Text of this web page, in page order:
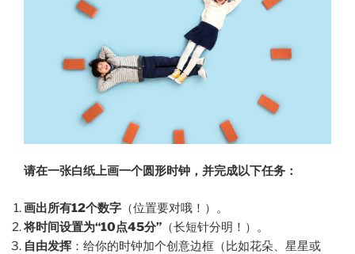
请在一张白纸上画一个圆形时钟，并完成以下任务：
画出所有12个数字 （位置要对哦！）。
将时间设置为“10点45分” （长短针分明！）。
自由发挥 ：给你的时钟加个创意边框（比如花朵、星星或